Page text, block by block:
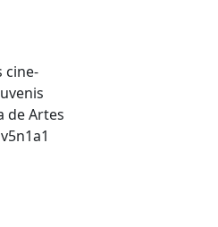
cine-
de Artes